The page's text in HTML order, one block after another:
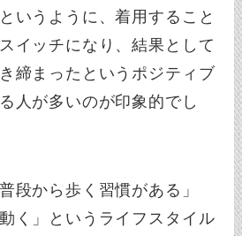
いうように、着用すること
イッチになり、結果として
締まったというポジティブ
人が多いのが印象的でし
段から歩く習慣がある」
く」というライフスタイル